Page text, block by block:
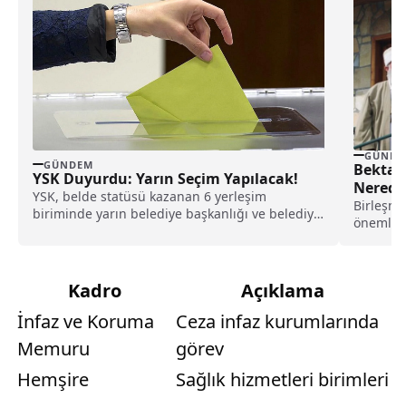
GÜNDEM
YSK Duyurdu: Yarın Seçim Yapılacak!
YSK, belde statüsü kazanan 6 yerleşim
biriminde yarın belediye başkanlığı ve belediye
önemli
Kadro
Açıklama
İnfaz ve Koruma
Memuru
Ceza infaz kurumlarında
görev
Hemşire
Sağlık hizmetleri birimleri